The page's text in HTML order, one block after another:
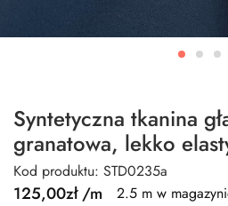
Syntetyczna tkanina
granatowa, lekko
Kod produktu: STD0235a
125,00zł/m
2.5 m w